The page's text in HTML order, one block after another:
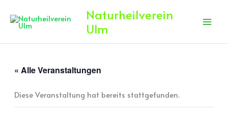
Inhalt
springen
Naturheilverein
Ulm
« Alle Veranstaltungen
Diese Veranstaltung hat bereits stattgefunden.